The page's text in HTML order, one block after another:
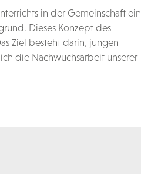
in der Gemeinschaft ein
Dieses Konzept des
Ziel besteht darin, jungen
die Nachwuchsarbeit unserer